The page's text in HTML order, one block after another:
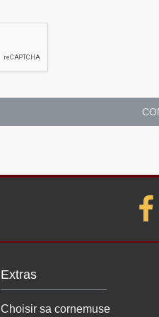
Extras
Choisir sa cornemuse